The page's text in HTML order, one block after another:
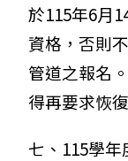
於115年6月
資格，否則
管道之報名
得再要求恢
七、115學